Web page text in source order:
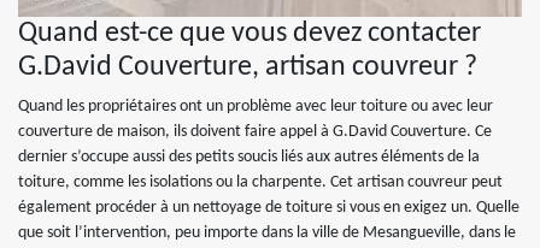
Quand est-ce que vous devez contacter
G.David Couverture, artisan couvreur ?
Quand les propriétaires ont un problème avec leur toiture ou avec leur
couverture de maison, ils doivent faire appel à G.David Couverture. Ce
dernier s’occupe aussi des petits soucis liés aux autres éléments de la
toiture, comme les isolations ou la charpente. Cet artisan couvreur peut
également procéder à un nettoyage de toiture si vous en exigez un. Quelle
que soit l’intervention, peu importe dans la ville de Mesangueville, dans le